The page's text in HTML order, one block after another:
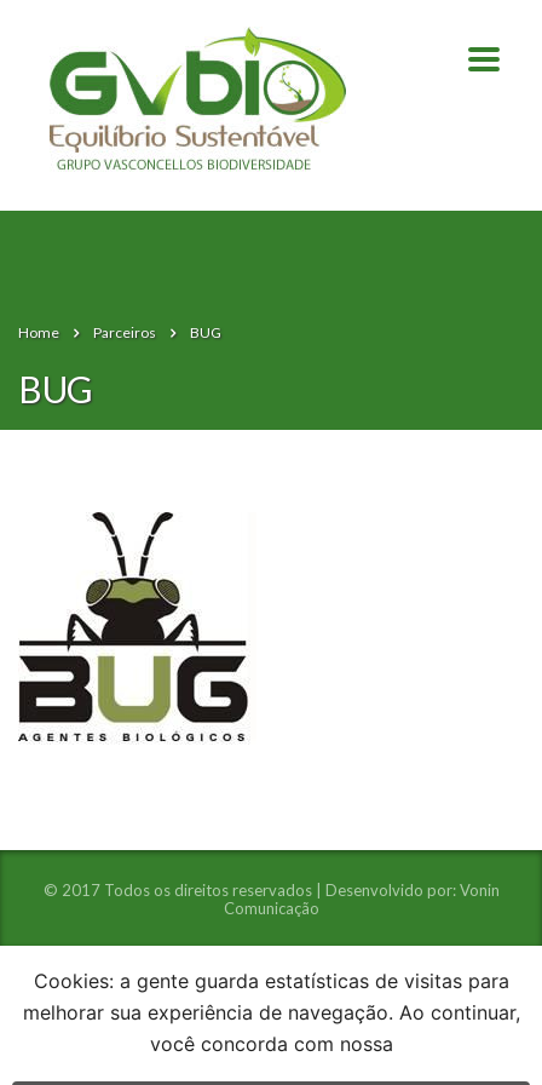
Home Parceiros BUG
BUG
© 2017 Todos os direitos reservados | Desenvolvido por:Vonin
Comunicação
Cookies: a gente guarda estatísticas de visitas para
melhorar sua experiência de navegação. Ao continuar,
você concorda com nossa